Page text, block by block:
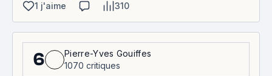
1 j'aime
310
6
Pierre-Yves Gouiffes
1070 critiques